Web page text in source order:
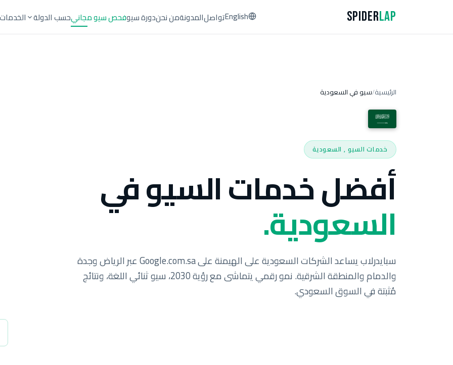
SpiderLap حسب الدولةفحص سيو مجانيدورة سيومن نحنالمدونةتواصلEnglish
الرئيسية/سيو في السعودية
خدمات السيو , السعودية
أفضل خدمات السيو في
السعودية.
سبايدرلاب يساعد الشركات السعودية على الهيمنة على Google.com.sa عبر الرياض وجدة
والدمام والمنطقة الشرقية. نمو رقمي يتماشى مع رؤية 2030، سيو ثنائي اللغة، ونتائج
مُثبتة في السوق السعودي.